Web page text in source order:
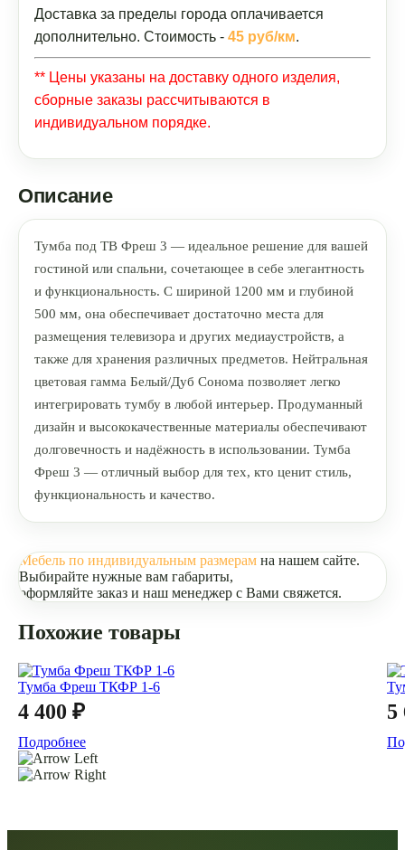
Доставка за пределы города оплачивается
дополнительно. Стоимость - 45 руб/км.
** Цены указаны на доставку одного изделия,
сборные заказы рассчитываются в
индивидуальном порядке.
Описание
Тумба под ТВ Фреш 3 — идеальное решение для вашей
гостиной или спальни, сочетающее в себе элегантность
и функциональность. С шириной 1200 мм и глубиной
500 мм, она обеспечивает достаточно места для
размещения телевизора и других медиаустройств, а
также для хранения различных предметов. Нейтральная
цветовая гамма Белый/Дуб Сонома позволяет легко
интегрировать тумбу в любой интерьер. Продуманный
дизайн и высококачественные материалы обеспечивают
долговечность и надёжность в использовании. Тумба
Фреш 3 — отличный выбор для тех, кто ценит стиль,
функциональность и качество.
Мебель по индивидуальным размерам на нашем сайте.
Выбирайте нужные вам габариты,
оформляйте заказ и наш менеджер с Вами свяжется.
Похожие товары
Тумба Фреш ТКФР 1-6
4 400 ₽
Подробнее
5